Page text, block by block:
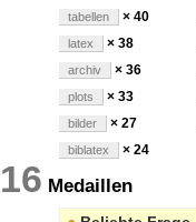
tabellen × 40
latex × 38
archiv × 36
plots × 33
bilder × 27
biblatex × 24
16 Medaillen